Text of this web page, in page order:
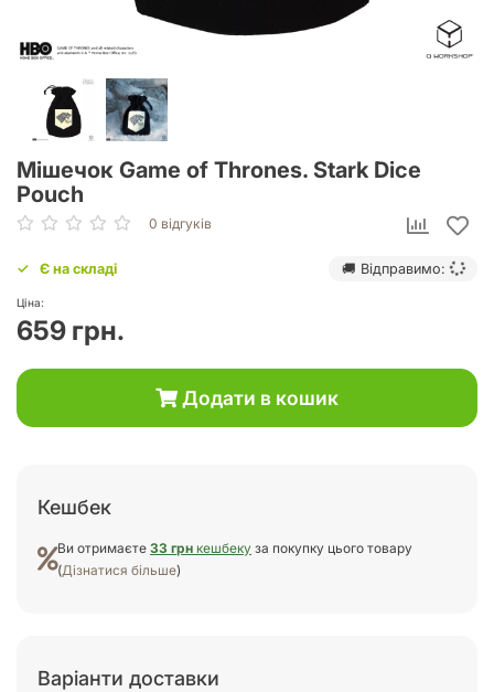
Мішечок Game of Thrones. Stark Dice
Pouch
0 відгуків
Є на складі 🚚 Відправимо:
Ціна:
659 грн.
Додати в кошик
Кешбек
Ви отримаєте 33 грн кешбеку за покупку цього товару
(Дізнатися більше)
Варіанти доставки